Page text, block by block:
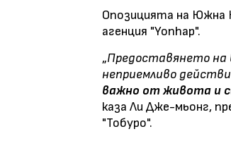
Опозицията на Южна
агенция "Yonhap".
„Предоставянето на
неприемливо
важно от живота и
каза Ли Дже-мьонг,
"Тобуро".